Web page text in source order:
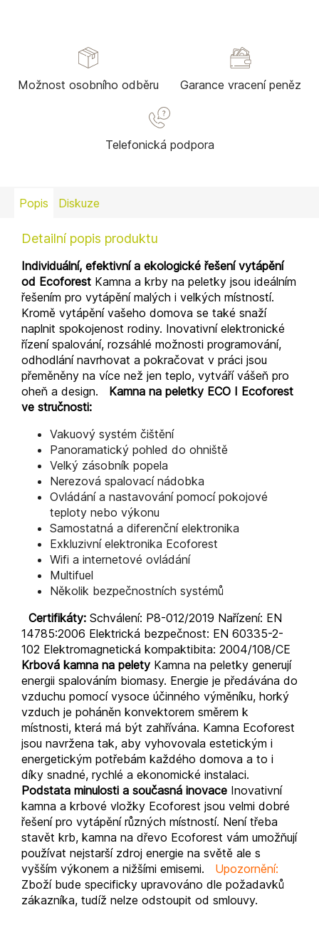
Možnost osobního odběru Garance vracení peněz
Telefonická podpora
Popis Diskuze
Detailní popis produktu
Individuální, efektivní a ekologické řešení vytápění
od Ecoforest Kamna a krby na peletky jsou ideálním
řešením pro vytápění malých i velkých místností.
Kromě vytápění vašeho domova se také snaží
naplnit spokojenost rodiny. Inovativní elektronické
řízení spalování, rozsáhlé možnosti programování,
odhodlání navrhovat a pokračovat v práci jsou
přeměněny na více než jen teplo, vytváří vášeň pro
oheň a design. Kamna na peletky ECO I Ecoforest
ve stručnosti:
Vakuový systém čištění
Panoramatický pohled do ohniště
Velký zásobník popela
Nerezová spalovací nádobka
Ovládání a nastavování pomocí pokojové
teploty nebo výkonu
Samostatná a diferenční elektronika
Exkluzivní elektronika Ecoforest
Wifi a internetové ovládání
Multifuel
Několik bezpečnostních systémů
Certifikáty: Schválení: P8-012/2019 Nařízení: EN
14785:2006 Elektrická bezpečnost: EN 60335-2-
102 Elektromagnetická kompaktibita: 2004/108/CE
Krbová kamna na pelety Kamna na peletky generují
energii spalováním biomasy. Energie je předávána do
vzduchu pomocí vysoce účinného výměníku, horký
vzduch je poháněn konvektorem směrem k
místnosti, která má být zahřívána. Kamna Ecoforest
jsou navržena tak, aby vyhovovala estetickým i
energetickým potřebám každého domova a to i
díky snadné, rychlé a ekonomické instalaci.
Podstata minulosti a současná inovace Inovativní
kamna a krbové vložky Ecoforest jsou velmi dobré
řešení pro vytápění různých místností. Není třeba
stavět krb, kamna na dřevo Ecoforest vám umožňují
používat nejstarší zdroj energie na světě ale s
vyšším výkonem a nižšími emisemi. Upozornění:
Zboží bude specificky upravováno dle požadavků
zákazníka, tudíž nelze odstoupit od smlouvy.